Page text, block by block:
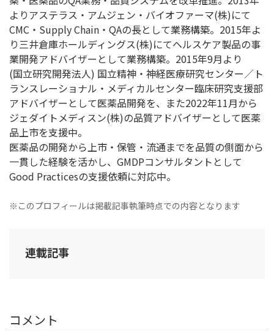
よりアステラス・アムジェン・バイオファーマ(株)にて
CMC・Supply Chain・QAの長として業務構築。2015年よ
り三井倉庫ホールディングス(株)にてヘルスケア製品の事
業開発アドバイザーとして業務構築。2015年9月より
(国立研究開発法人) 国立精神・神経医療研究センター／ト
ランスレーショナル・メディカルセンター臨床研究支援部
アドバイザーとして医薬品開発を、また2022年11月から
ジェダイトメディスン(株)の品質アドバイザーとして医薬
品上市を支援中。
医薬品の開発から上市・保管・流通までを品質の側面から
一貫した経験を活かし、GMDPコンサルタントとして
Good Practicesの支援依頼に対応中。
※このプロフィールは掲載記事執筆時点での内容となります
連載記事
コメント